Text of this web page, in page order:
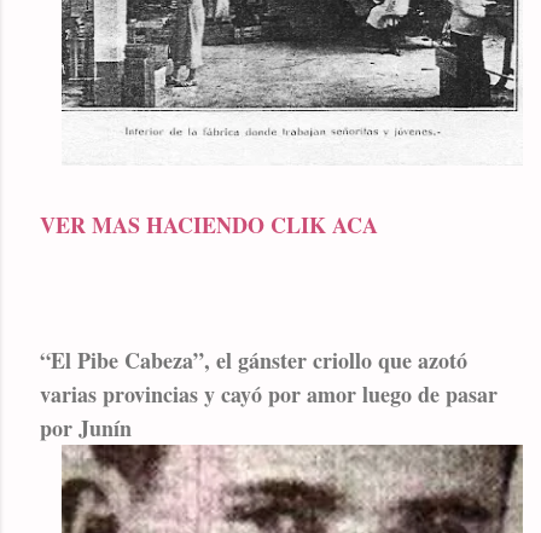
VER MAS HACIENDO CLIK ACA
“El Pibe Cabeza”, el gánster criollo que azotó
varias provincias y cayó por amor luego de pasar
por Junín